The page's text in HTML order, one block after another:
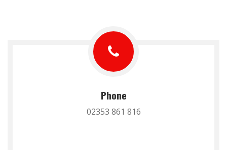
Phone
02353 861 816